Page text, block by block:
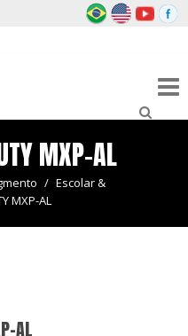
MXP-AL
/ Escolar &
MXP-AL
AL